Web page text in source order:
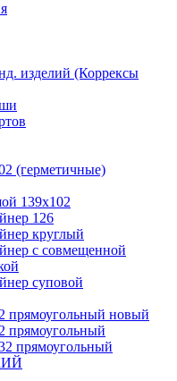
изделий (Коррексы
(герметичные)
139х102
126
круглый
с совмещенной
суповой
прямоугольный новый
прямоугольный
прямоугольный